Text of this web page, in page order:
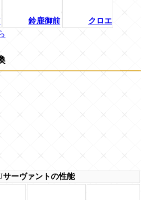
鈴鹿御前
クロエ
サーヴァントの性能